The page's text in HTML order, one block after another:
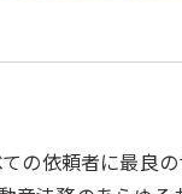
の依頼者に最良の